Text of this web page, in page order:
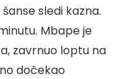
sledi kazna.
Mbape je
zavrnuo loptu na
dočekao